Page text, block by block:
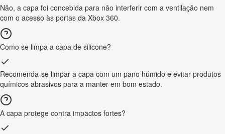
Não, a capa foi concebida para não interferir com a ventilação nem
com o acesso às portas da Xbox 360.
Como se limpa a capa de silicone?
Recomenda-se limpar a capa com um pano húmido e evitar produtos
químicos abrasivos para a manter em bom estado.
A capa protege contra impactos fortes?